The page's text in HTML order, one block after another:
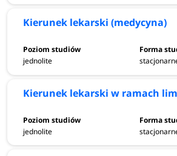
analityka medyczna
biotechnologia
dietetyka
elektroradiologia
fizjoterapia
kierunek lekarski (medycyna)
Kierunek lekarski (medycyna)
jednolite
Kierunek lekarski w ramach
jednolite